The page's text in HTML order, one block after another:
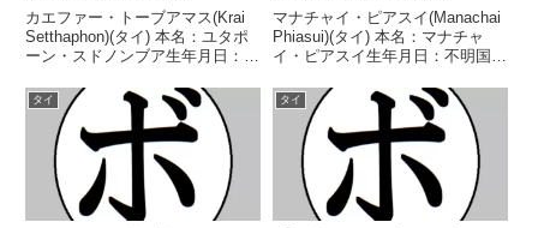
カエファー・トーブアマス(Krai
Setthaphon)(タイ) 本名：ユタポ
ーン・スドノンブア生年月日：
45戦34勝(24KO)11敗 【獲得タイ
トル】WBCアジア(ABCO)コンチ
ネンタルフェザー級王...
マナチャイ・ピアスイ(Manachai
Phiasui)(タイ) 本名：マナチャ
イ・ピアスイ生年月日：不明国
敗 【獲得タイトル】なし 【戦
歴】2023/04/19 ○6R判定 3-
0(59-55、59-5...
タイ タイ